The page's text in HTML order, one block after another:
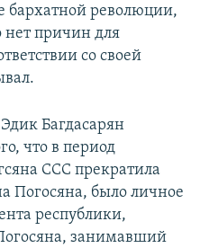
бархатной революции,
нет причин для
со своей
Багдасарян
что в период
ССС прекратила
Погосяна, было личное
республики,
занимавший